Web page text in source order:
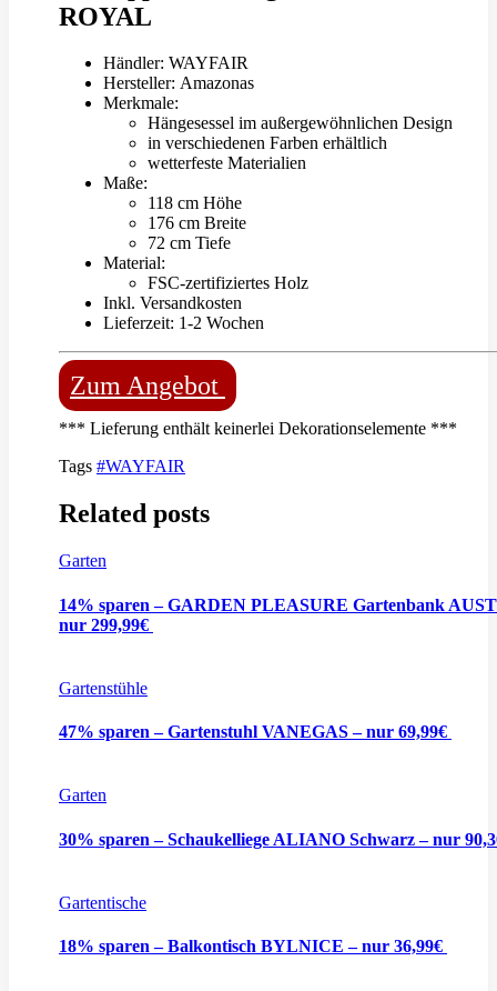
ROYAL
Händler: WAYFAIR
Hersteller: Amazonas
Merkmale:
Hängesessel im außergewöhnlichen Design
in verschiedenen Farben erhältlich
wetterfeste Materialien
Maße:
118 cm Höhe
176 cm Breite
72 cm Tiefe
Material:
FSC-zertifiziertes Holz
Inkl. Versandkosten
Lieferzeit: 1-2 Wochen
Zum Angebot
*** Lieferung enthält keinerlei Dekorationselemente ***
Tags #WAYFAIR
Related posts
Garten
14% sparen – GARDEN PLEASURE Gartenbank
nur 299,99€
Gartenstühle
47% sparen – Gartenstuhl VANEGAS – nur 69,99€
Garten
30% sparen – Schaukelliege ALIANO Schwarz – nur
Gartentische
18% sparen – Balkontisch BYLNICE – nur 36,99€